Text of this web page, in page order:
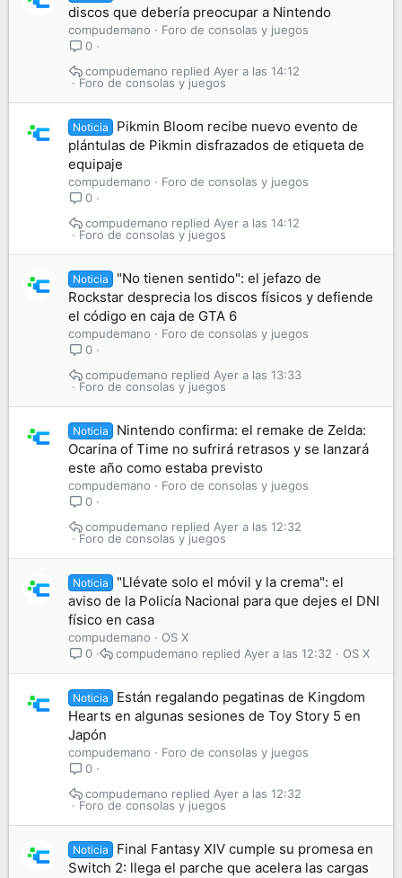
discos que debería preocupar a Nintendo
compudemano
Foro de consolas y juegos
0
Foro de consolas y juegos
Ayer a las 14:12
compudemano
Noticia
Pikmin Bloom recibe nuevo evento de
plántulas de Pikmin disfrazados de etiqueta de
equipaje
compudemano
Foro de consolas y juegos
0
Foro de consolas y juegos
Ayer a las 14:12
compudemano
Noticia
"No tienen sentido": el jefazo de
Rockstar desprecia los discos físicos y defiende
el código en caja de GTA 6
compudemano
Foro de consolas y juegos
0
Foro de consolas y juegos
Ayer a las 13:33
compudemano
Noticia
Nintendo confirma: el remake de Zelda:
Ocarina of Time no sufrirá retrasos y se lanzará
este año como estaba previsto
compudemano
Foro de consolas y juegos
0
Foro de consolas y juegos
Ayer a las 12:32
compudemano
Noticia
"Llévate solo el móvil y la crema": el
aviso de la Policía Nacional para que dejes el DNI
físico en casa
compudemano
OS X
0
OS X
Ayer a las 12:32
compudemano
Noticia
Están regalando pegatinas de Kingdom
Hearts en algunas sesiones de Toy Story 5 en
Japón
compudemano
Foro de consolas y juegos
0
Foro de consolas y juegos
Ayer a las 12:32
compudemano
Noticia
Final Fantasy XIV cumple su promesa en
Switch 2: llega el parche que acelera las cargas